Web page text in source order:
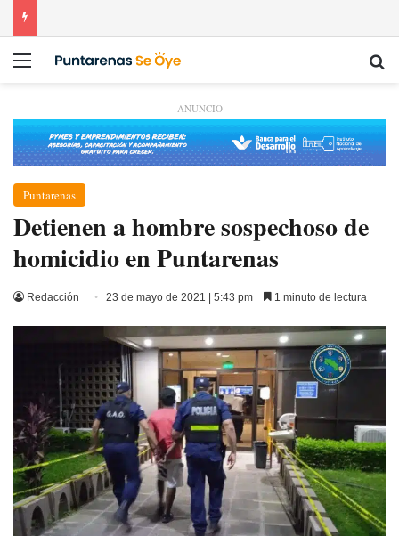
Menú
ANUNCIO
Puntarenas
Detienen a hombre sospechoso de
homicidio en Puntarenas
Redacción 23 de mayo de 2021 | 5:43 pm 1 minuto de lectura